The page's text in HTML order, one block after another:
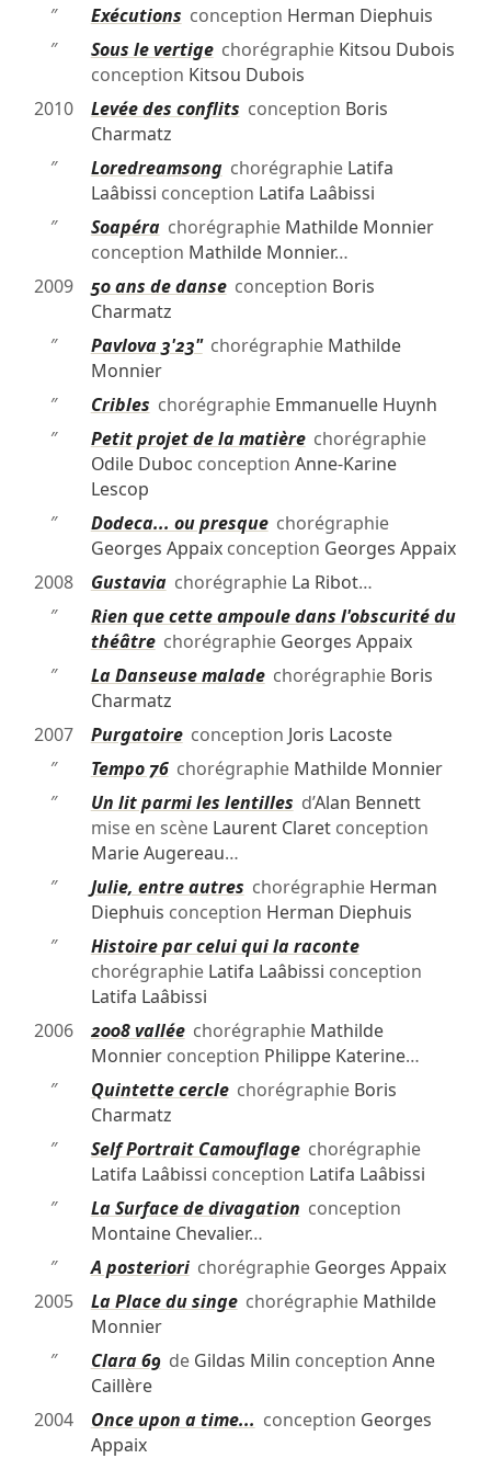
″
Exécutions conception Herman Diephuis
″
Sous le vertigechorégraphie Kitsou Dubois
conception Kitsou Dubois
2010
Levée des conflits conception Boris
Charmatz
″
Loredreamsongchorégraphie Latifa
Laâbissi conception Latifa Laâbissi
″
Soapérachorégraphie Mathilde Monnier
conception Mathilde Monnier…
2009
50 ans de danseconception Boris
Charmatz
″
Pavlova 3'23"chorégraphie Mathilde
Monnier
″
Cribles chorégraphie Emmanuelle Huynh
″
Petit projet de la matièrechorégraphie
Odile Duboc conception Anne-Karine
Lescop
″
Dodeca... ou presquechorégraphie
Georges Appaixconception Georges Appaix
2008
Gustaviachorégraphie La Ribot…
″
Rien que cette ampoule dans l'obscurité du
théâtrechorégraphie Georges Appaix
″
La Danseuse maladechorégraphie Boris
Charmatz
2007
Purgatoireconception Joris Lacoste
″
Tempo 76chorégraphie Mathilde Monnier
″
Un lit parmi les lentilles d’Alan Bennett
mise en scène Laurent Claretconception
Marie Augereau…
″
Julie, entre autres chorégraphie Herman
Diephuis conception Herman Diephuis
″
Histoire par celui qui la raconte
chorégraphie Latifa Laâbissi conception
Latifa Laâbissi
2006
2008 valléechorégraphie Mathilde
Monnierconception Philippe Katerine…
″
Quintette cerclechorégraphie Boris
Charmatz
″
Self Portrait Camouflagechorégraphie
Latifa Laâbissi conception Latifa Laâbissi
″
La Surface de divagation conception
Montaine Chevalier…
″
A posteriorichorégraphie Georges Appaix
2005
La Place du singechorégraphie Mathilde
Monnier
″
Clara 69de Gildas Milin conception Anne
Caillère
2004
Once upon a time... conception Georges
Appaix